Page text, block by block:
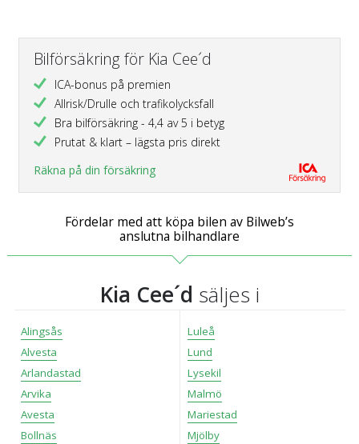
Bilförsäkring för Kia Cee´d
ICA-bonus på premien
Allrisk/Drulle och trafikolycksfall
Bra bilförsäkring - 4,4 av 5 i betyg
Prutat & klart – lägsta pris direkt
Räkna på din försäkring
Fördelar med att köpa bilen av Bilweb’s
anslutna bilhandlare
Kia Cee´d säljes i
Alingsås
Alvesta
Arlandastad
Arvika
Avesta
Bollnäs
Luleå
Lund
Lysekil
Malmö
Mariestad
Mjölby